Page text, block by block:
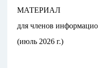
МАТЕРИАЛ
для членов
(июль 2026 г.)